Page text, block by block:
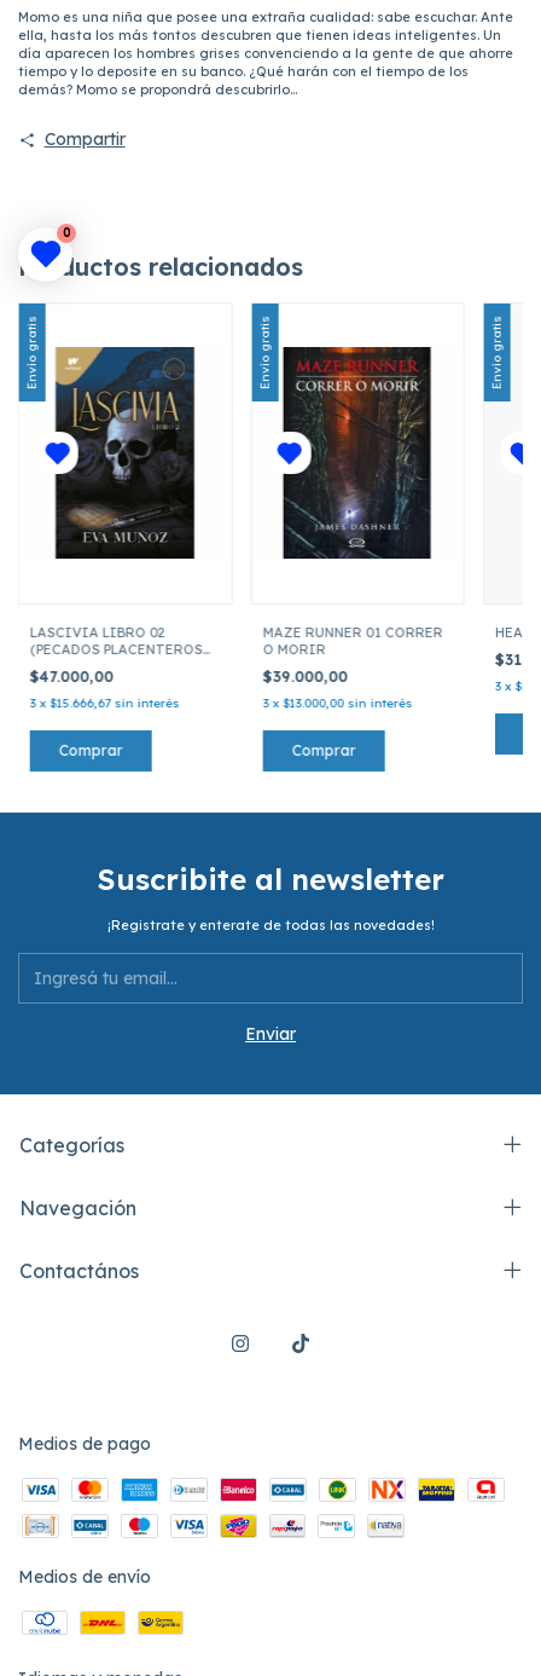
Momo es una niña que posee una extraña cualidad: sabe escuchar. Ante
ella, hasta los más tontos descubren que tienen ideas inteligentes. Un
día aparecen los hombres grises convenciendo a la gente de que ahorre
tiempo y lo deposite en su banco. ¿Qué harán con el tiempo de los
demás? Momo se propondrá descubrirlo...
Compartir
Productos relacionados
Envío gratis
LASCIVIA LIBRO 02
(PECADOS PLACENTEROS
$47.000,00
3 x$15.666,67 sin interés
Envío gratis
MAZE RUNNER 01 CORRER
O MORIR
$39.000,00
3 x$13.000,00 sin interés
Envío gratis
3 x
Suscribite al newsletter
¡Registrate y enterate de todas las novedades!
Categorías
Navegación
Contactános
Medios de pago
Medios de envío
0